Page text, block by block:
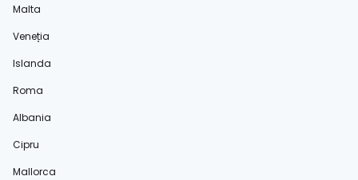
Malta
Veneția
Islanda
Roma
Albania
Cipru
Mallorca